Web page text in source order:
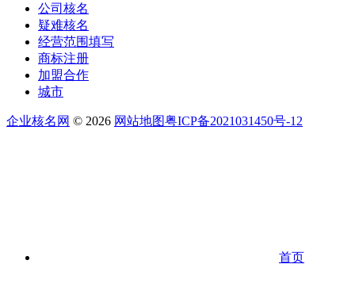
公司核名
疑难核名
经营范围填写
商标注册
加盟合作
城市
企业核名网 © 2026 网站地图粤ICP备2021031450号-12
首页